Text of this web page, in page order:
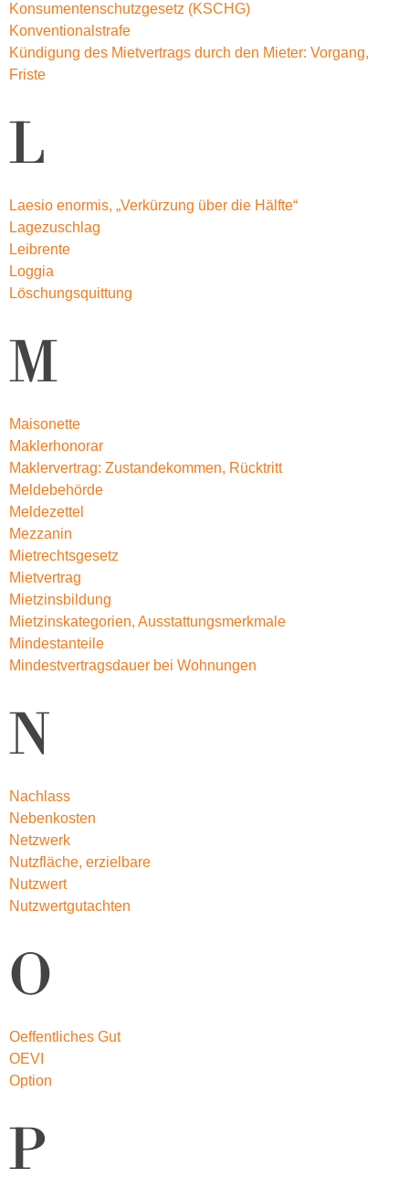
Konsumentenschutzgesetz (KSCHG)
Konventionalstrafe
Kündigung des Mietvertrags durch den Mieter: Vorgang,
Friste
L
Laesio enormis, „Verkürzung über die Hälfte“
Lagezuschlag
Leibrente
Loggia
Löschungsquittung
M
Maisonette
Maklerhonorar
Maklervertrag: Zustandekommen, Rücktritt
Meldebehörde
Meldezettel
Mezzanin
Mietrechtsgesetz
Mietvertrag
Mietzinsbildung
Mietzinskategorien, Ausstattungsmerkmale
Mindestanteile
Mindestvertragsdauer bei Wohnungen
N
Nachlass
Nebenkosten
Netzwerk
Nutzfläche, erzielbare
Nutzwert
Nutzwertgutachten
O
Oeffentliches Gut
OEVI
Option
P